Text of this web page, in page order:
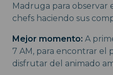
Madruga para observar
chefs haciendo sus
Mejor momento: A
7 AM, para encontrar el
disfrutar del animado